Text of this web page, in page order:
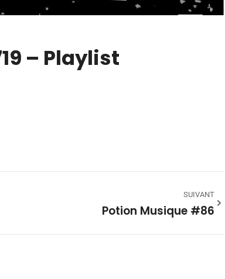
– Playlist
SUIVANT
Potion Musique #86